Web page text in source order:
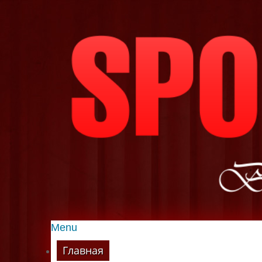
Menu
Главная